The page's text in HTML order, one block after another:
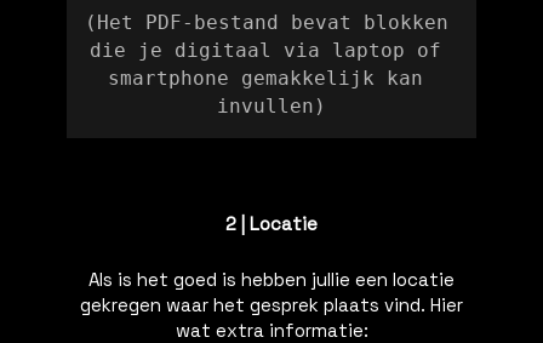
(Het PDF-bestand bevat blokken
die je digitaal via laptop of
smartphone gemakkelijk kan
invullen)
2 | Locatie
Als is het goed is hebben jullie een locatie
gekregen waar het gesprek plaats vind. Hier
wat extra informatie: